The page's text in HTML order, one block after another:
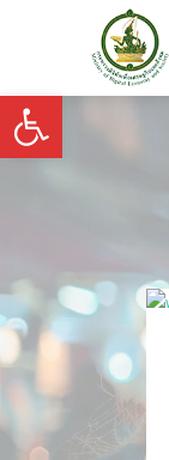
Open toolbar